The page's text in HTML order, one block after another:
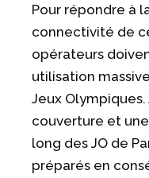
Pour répondre à
connectivité de
opérateurs
utilisation
Jeux
couverture et
long des JO de
préparés en